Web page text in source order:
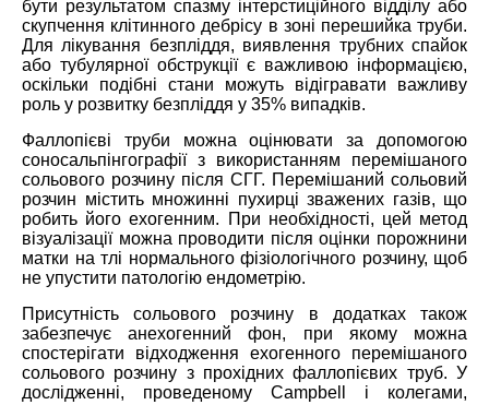
бути результатом спазму інтерстиційного відділу або
скупчення клітинного дебрісу в зоні перешийка труби.
Для лікування безпліддя, виявлення трубних спайок
або тубулярної обструкції є важливою інформацією,
оскільки подібні стани можуть відігравати важливу
роль у розвитку безпліддя у 35% випадків.
Фаллопієві труби можна оцінювати за допомогою
соносальпінгографії з використанням перемішаного
сольового розчину після СГГ. Перемішаний сольовий
розчин містить множинні пухирці зважених газів, що
робить його ехогенним. При необхідності, цей метод
візуалізації можна проводити після оцінки порожнини
матки на тлі нормального фізіологічного розчину, щоб
не упустити патологію ендометрію.
Присутність сольового розчину в додатках також
забезпечує анехогенний фон, при якому можна
спостерігати відходження ехогенного перемішаного
сольового розчину з прохідних фаллопієвих труб. У
дослідженні, проведеному Campbell і колегами,